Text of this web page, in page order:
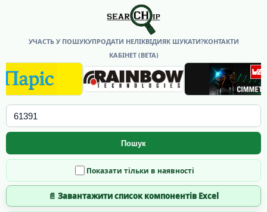
УЧАСТЬ У ПОШУКУПРОДАТИ НЕЛІКВІДИЯК ШУКАТИ?КОНТАКТИ
КАБІНЕТ (BETA)
Пошук
Показати тільки в наявності
📄 Завантажити список компонентів Excel